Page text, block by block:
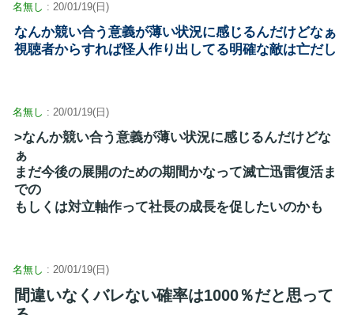
名無し : 20/01/19(日)
なんか競い合う意義が薄い状況に感じるんだけどなぁ
視聴者からすれば怪人作り出してる明確な敵は亡だし
名無し : 20/01/19(日)
>なんか競い合う意義が薄い状況に感じるんだけどな
ぁ
まだ今後の展開のための期間かなって滅亡迅雷復活ま
での
もしくは対立軸作って社長の成長を促したいのかも
名無し : 20/01/19(日)
間違いなくバレない確率は1000％だと思って